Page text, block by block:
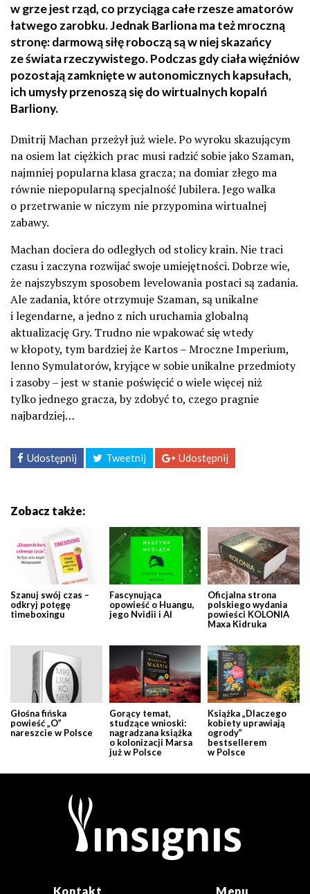
w grze jest rząd, co przyciąga całe rzesze amatorów
łatwego zarobku. Jednak Barliona ma też mroczną
stronę: darmową siłę roboczą są w niej skazańcy
ze świata rzeczywistego. Podczas gdy ciała więźniów
pozostają zamknięte w autonomicznych kapsułach,
ich umysły przenoszą się do wirtualnych kopalń
Barliony.
Dmitrij Machan przeżył już wiele. Po wyroku skazującym
na osiem lat ciężkich prac musi radzić sobie jako Szaman,
najmniej popularna klasa gracza; na domiar złego ma
równie niepopularną specjalność Jubilera. Jego walka
o przetrwanie w niczym nie przypomina wirtualnej
zabawy.
Machan dociera do odległych od stolicy krain. Nie traci
czasu i zaczyna rozwijać swoje umiejętności. Dobrze wie,
że najszybszym sposobem levelowania postaci są zadania.
Ale zadania, które otrzymuje Szaman, są unikalne
i legendarne, a jedno z nich uruchamia globalną
aktualizację Gry. Trudno nie wpakować się wtedy
w kłopoty, tym bardziej że Kartos – Mroczne Imperium,
lenno Symulatorów, kryjące w sobie unikalne przedmioty
i zasoby – jest w stanie poświęcić o wiele więcej niż
tylko jednego gracza, by zdobyć to, czego pragnie
najbardziej…
Udostępnij Tweetnij Udostępnij
Zobacz także:
Szanuj swój czas –
odkryj potęgę
timeboxingu
Fascynująca
opowieść o Huangu,
jego Nvidii i AI
Oficjalna strona
polskiego wydania
powieści KOLONIA
Maxa Kidruka
Głośna fińska
powieść „O”
nareszcie w Polsce
Gorący temat,
studzące wnioski:
nagradzana książka
o kolonizacji Marsa
już w Polsce
Książka „Dlaczego
kobiety uprawiają
ogrody”
bestsellerem
w Polsce
Kontakt Menu